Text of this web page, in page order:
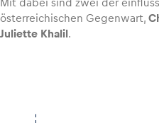
Mit dabei sind zwei der
österreichischen Gegenwart,
Juliette Khalil.